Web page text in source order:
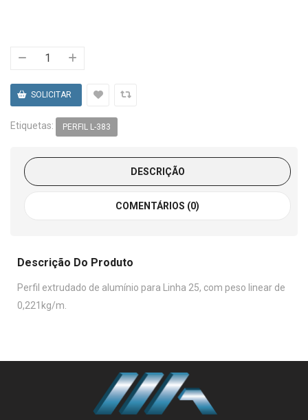
Etiquetas: PERFIL L-383
DESCRIÇÃO
COMENTÁRIOS (0)
Descrição Do Produto
Perfil extrudado de alumínio para Linha 25, com peso linear de
0,221kg/m.